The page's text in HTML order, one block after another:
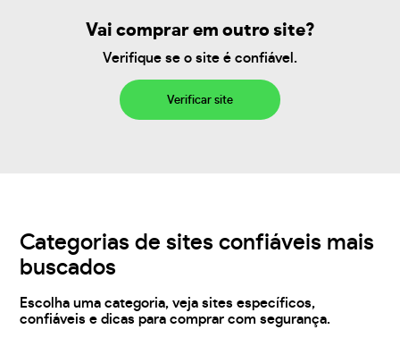
Vai comprar em outro site?
Verifique se o site é confiável.
Verificar site
Categorias de sites confiáveis mais
buscados
Escolha uma categoria, veja sites específicos,
confiáveis e dicas para comprar com segurança.